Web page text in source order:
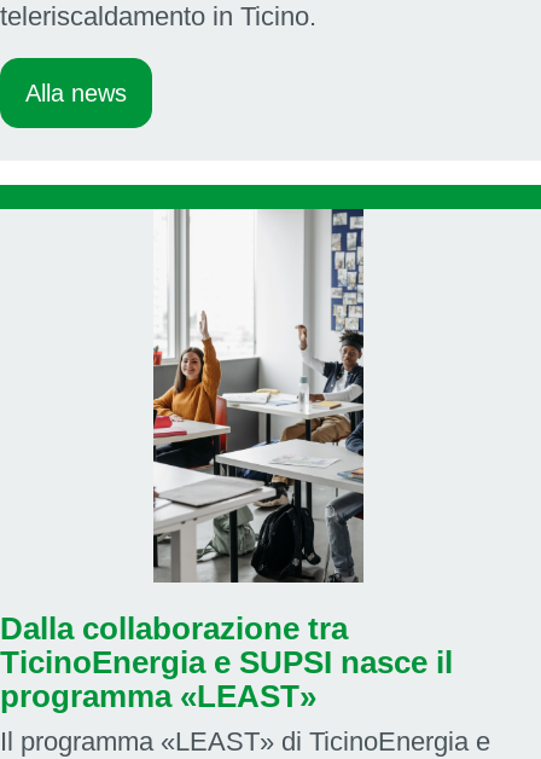
teleriscaldamento in Ticino.
Alla news
Dalla collaborazione tra
TicinoEnergia e SUPSI nasce il
programma «LEAST»
Il programma «LEAST» di TicinoEnergia e